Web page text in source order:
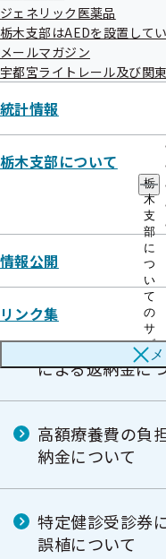
ジェネリック医薬品
栃木支部はAEDを設置して
メールマガジン
宇都宮ライトレール及び関
統計情報
栃木支部について
栃
木
支
部
に
つ
い
て
の
サ
ブ
メ
ニ
情報公開
リンク集
委託機関において、新た
の最終検証を行う工程の
担当者がダブルチェッ
し、強化図りました。
傷病手当金と老
による返納金に
高額療養費の負
納金について
特定健診受診券
誤植について